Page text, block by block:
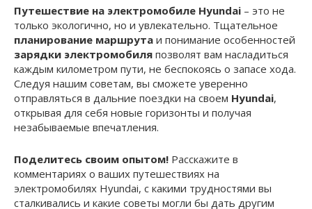
Путешествие на электромобиле Hyundai – это не
только экологично, но и увлекательно. Тщательное
планирование маршрута и понимание особенностей
зарядки электромобиля позволят вам насладиться
каждым километром пути, не беспокоясь о запасе хода.
Следуя нашим советам, вы сможете уверенно
отправляться в дальние поездки на своем Hyundai,
открывая для себя новые горизонты и получая
незабываемые впечатления.
Поделитесь своим опытом! Расскажите в
комментариях о ваших путешествиях на
электромобилях Hyundai, с какими трудностями вы
сталкивались и какие советы могли бы дать другим